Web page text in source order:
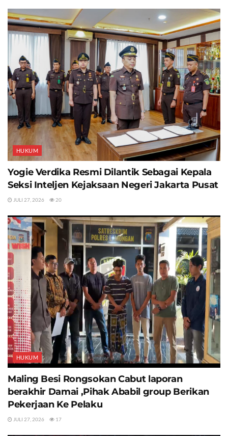
HUKUM
Yogie Verdika Resmi Dilantik Sebagai Kepala
Seksi Inteljen Kejaksaan Negeri Jakarta Pusat
JULI 27, 2026 20
HUKUM
Maling Besi Rongsokan Cabut laporan
berakhir Damai ,Pihak Ababil group Berikan
Pekerjaan Ke Pelaku
JULI 27, 2026 17